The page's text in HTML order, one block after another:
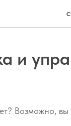
и
Возможно, вы